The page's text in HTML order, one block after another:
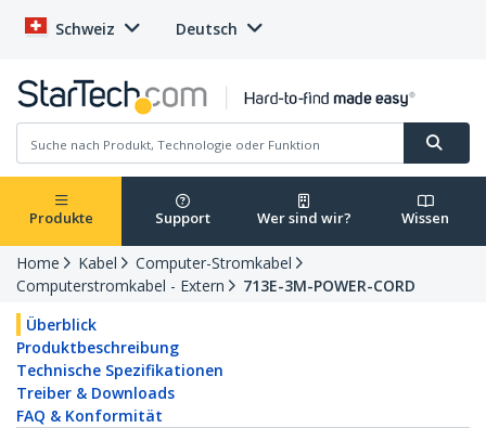
Schweiz Deutsch
Produkte Support Wer sind wir? Wissen
Home Kabel
Computer-Stromkabel
Computerstromkabel - Extern
713E-3M-POWER-CORD
Überblick
Produktbeschreibung
Technische Spezifikationen
Treiber & Downloads
FAQ & Konformität